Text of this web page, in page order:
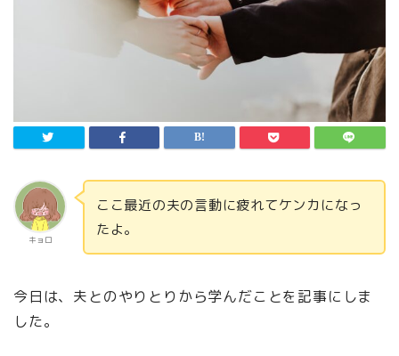
キョロ
ここ最近の夫の言動に疲れてケンカになっ
たよ。
今日は、夫とのやりとりから学んだことを記事にしま
した。